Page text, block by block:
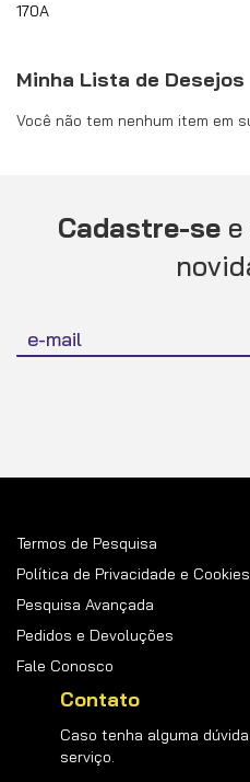
170A
Minha Lista de Desejos
Você não tem nenhum item em
Cadastre-see
se
na
Termos de Pesquisa
Política de Privacidade e Cookies
Pesquisa Avançada
Pedidos e Devoluções
Fale Conosco
Contato
Caso tenha alguma
serviço.